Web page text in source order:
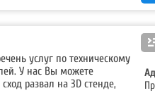
услуг по техническому
У нас Вы можете
развал на 3D стенде,